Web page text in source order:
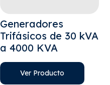
Generadores
Trifásicos de 30 kVA
a 4000 KVA
Ver Producto